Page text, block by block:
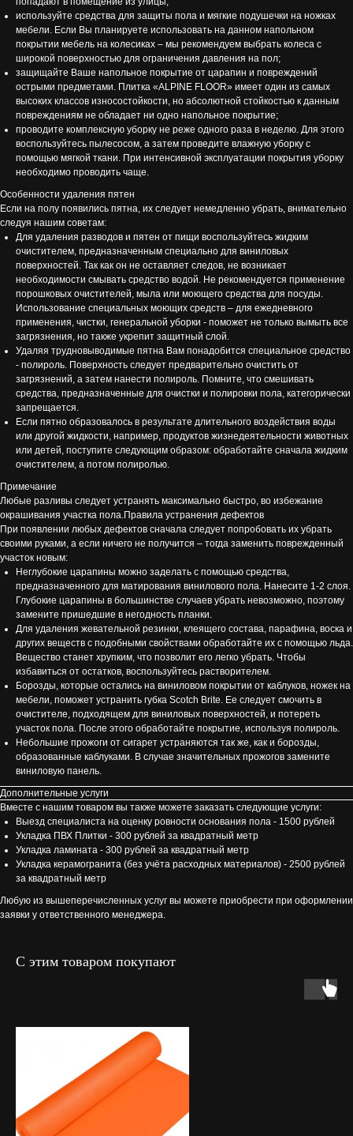
используйте средства для защиты пола и мягкие подушечки на ножках
мебели. Если Вы планируете использовать на данном напольном
покрытии мебель на колесиках – мы рекомендуем выбрать колеса с
широкой поверхностью для ограничения давления на пол;
защищайте Ваше напольное покрытие от царапин и повреждений
острыми предметами. Плитка «ALPINE FLOOR» имеет один из самых
высоких классов износостойкости, но абсолютной стойкостью к данным
повреждениям не обладает ни одно напольное покрытие;
проводите комплексную уборку не реже одного раза в неделю. Для этого
воспользуйтесь пылесосом, а затем проведите влажную уборку с
помощью мягкой ткани. При интенсивной эксплуатации покрытия уборку
необходимо проводить чаще.
Особенности удаления пятен
Если на полу появились пятна, их следует немедленно убрать, внимательно
следуя нашим советам:
Для удаления разводов и пятен от пищи воспользуйтесь жидким
очистителем, предназначенным специально для виниловых
поверхностей. Так как он не оставляет следов, не возникает
необходимости смывать средство водой. Не рекомендуется применение
порошковых очистителей, мыла или моющего средства для посуды.
Использование специальных моющих средств – для ежедневного
применения, чистки, генеральной уборки - поможет не только вымыть все
загрязнения, но также укрепит защитный слой.
Удаляя трудновыводимые пятна Вам понадобится специальное средство
- полироль. Поверхность следует предварительно очистить от
загрязнений, а затем нанести полироль. Помните, что смешивать
средства, предназначенные для очистки и полировки пола, категорически
запрещается.
Если пятно образовалось в результате длительного воздействия воды
или другой жидкости, например, продуктов жизнедеятельности животных
или детей, поступите следующим образом: обработайте сначала жидким
очистителем, а потом полиролью.
Примечание
Любые разливы следует устранять максимально быстро, во избежание
окрашивания участка пола.Правила устранения дефектов
При появлении любых дефектов сначала следует попробовать их убрать
своими руками, а если ничего не получится – тогда заменить поврежденный
участок новым:
Неглубокие царапины можно заделать с помощью средства,
предназначенного для матирования винилового пола. Нанесите 1-2 слоя.
Глубокие царапины в большинстве случаев убрать невозможно, поэтому
замените пришедшие в негодность планки.
Для удаления жевательной резинки, клеящего состава, парафина, воска и
других веществ с подобными свойствами обработайте их с помощью льда.
Вещество станет хрупким, что позволит его легко убрать. Чтобы
избавиться от остатков, воспользуйтесь растворителем.
Борозды, которые остались на виниловом покрытии от каблуков, ножек на
мебели, поможет устранить губка Scotch Brite. Ее следует смочить в
очистителе, подходящем для виниловых поверхностей, и потереть
участок пола. После этого обработайте покрытие, используя полироль.
Небольшие прожоги от сигарет устраняются так же, как и борозды,
образованные каблуками. В случае значительных прожогов замените
виниловую панель.
Дополнительные услуги
Вместе с нашим товаром вы также можете заказать следующие услуги:
Выезд специалиста на оценку ровности основания пола - 1500 рублей
Укладка ПВХ Плитки - 300 рублей за квадратный метр
Укладка ламината - 300 рублей за квадратный метр
Укладка керамогранита (без учёта расходных материалов) - 2500 рублей
за квадратный метр
Любую из вышеперечисленных услуг вы можете приобрести при оформлении
заявки у ответственного менеджера.
С этим товаром покупают